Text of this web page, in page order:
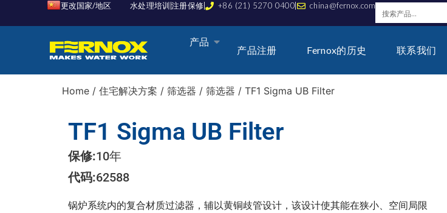
更改国家/地区 水处理培训注册保修 +86 (21) 5270 0400 china@fernox.com
产品
产品注册 Fernox的历史 联系我们
Home / 住宅解决方案 / 筛选器 / 筛选器 / TF1 Sigma UB Filter
TF1 Sigma UB Filter
保修:10年
代码:62588
锅炉系统内的复合材质过滤器，辅以黄铜歧管设计，该设计使其能在狭小、空间局限